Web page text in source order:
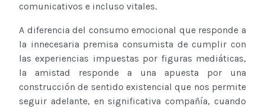
comunicativos e incluso vitales.
A diferencia del consumo emocional que responde a
la innecesaria premisa consumista de cumplir con
las experiencias impuestas por figuras mediáticas,
la amistad responde a una apuesta por una
construcción de sentido existencial que nos permite
seguir adelante, en significativa compañía, cuando